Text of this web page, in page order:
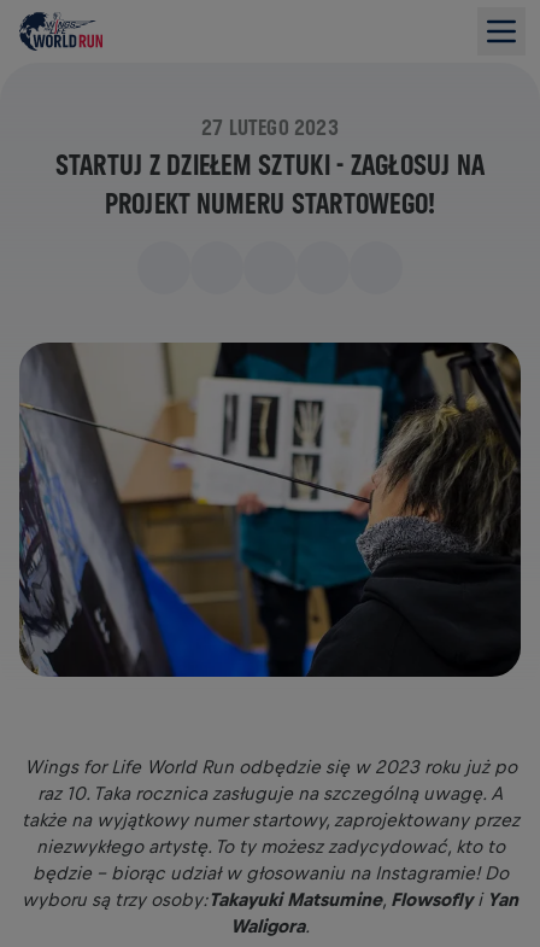
27 LUTEGO 2023
STARTUJ Z DZIEŁEM SZTUKI - ZAGŁOSUJ NA
PROJEKT NUMERU STARTOWEGO!
Wings for Life World Run odbędzie się w 2023 roku już po
raz 10. Taka rocznica zasługuje na szczególną uwagę. A
także na wyjątkowy numer startowy, zaprojektowany przez
niezwykłego artystę. To ty możesz zadycydować, kto to
będzie - biorąc udział w głosowaniu na Instagramie! Do
wyboru są trzy osoby:Takayuki Matsumine, Flowsoflyi Yan
Waligora.